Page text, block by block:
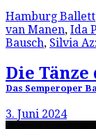
Hamburg Ballett
van Manen, Ida
Bausch, Silvia
Die Tänze
Das Semperoper
3. Juni 2024